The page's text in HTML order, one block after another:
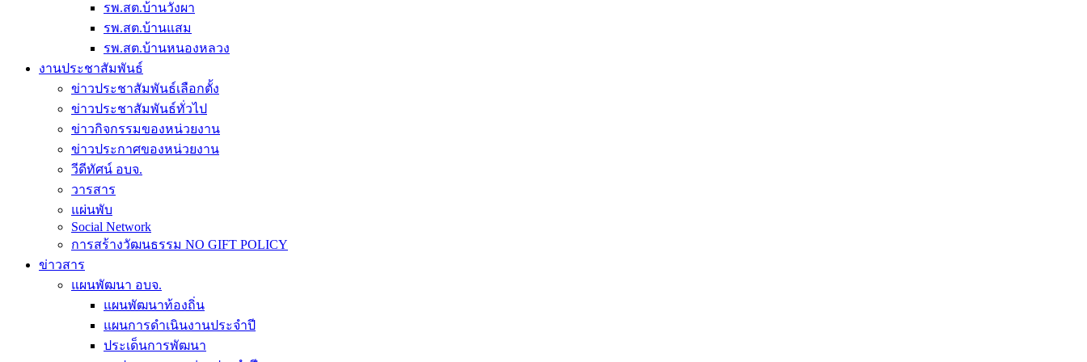
รพ.สต.บ้านวังผา
รพ.สต.บ้านแสม
รพ.สต.บ้านหนองหลวง
งานประชาสัมพันธ์
ข่าวประชาสัมพันธ์เลือกตั้ง
ข่าวประชาสัมพันธ์ทั่วไป
ข่าวกิจกรรมของหน่วยงาน
ข่าวประกาศของหน่วยงาน
วีดีทัศน์ อบจ.
วารสาร
แผ่นพับ
Social Network
การสร้างวัฒนธรรม NO GIFT POLICY
ข่าวสาร
แผนพัฒนา อบจ.
แผนพัฒนาท้องถิ่น
แผนการดำเนินงานประจำปี
ประเด็นการพัฒนา